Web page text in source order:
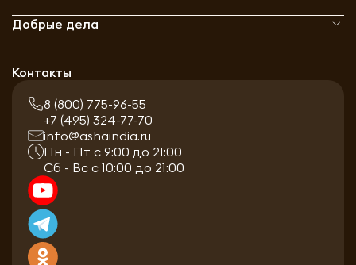
Добрые дела
Контакты
8 (800) 775-96-55
+7 (495) 324-77-70
info@ashaindia.ru
Пн - Пт с 9:00 до 21:00
Сб - Вс с 10:00 до 21:00